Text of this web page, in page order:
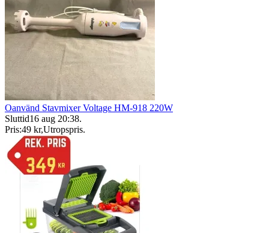
Oanvänd Stavmixer Voltage HM-918 220W
Sluttid16 aug 20:38.
Pris:49 kr,Utropspris.